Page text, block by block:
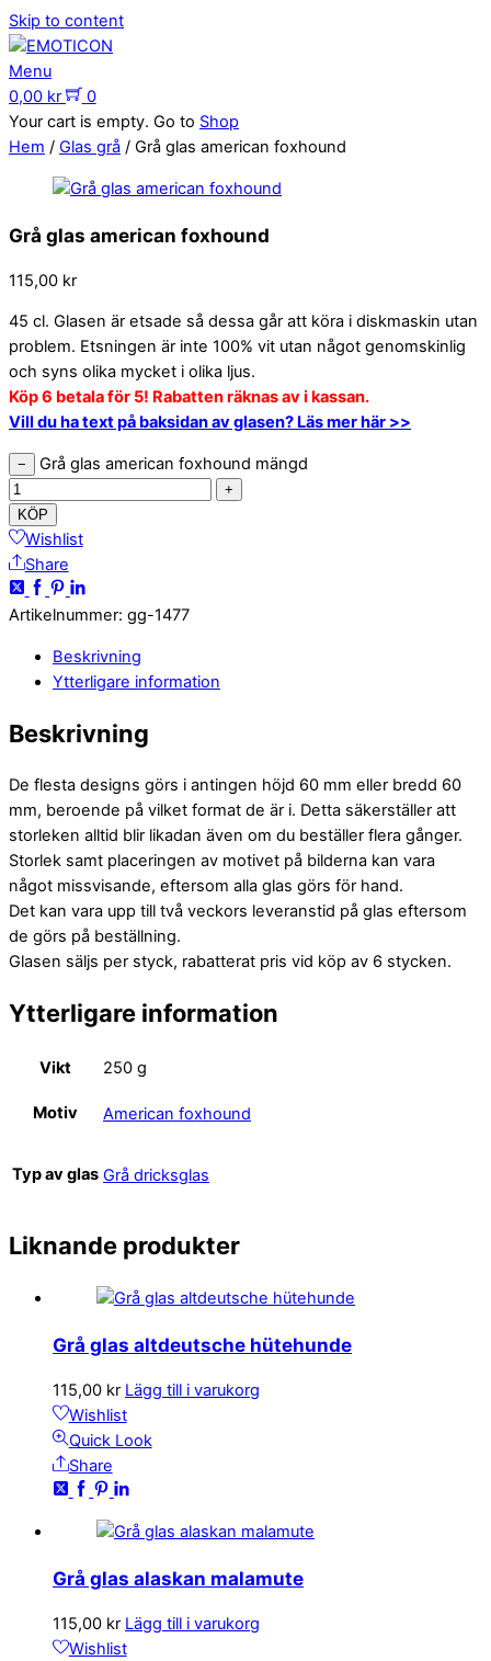
Skip to content
Menu
0,00 kr
0
Your cart is empty. Go to Shop
Hem / Glas grå / Grå glas american foxhound
Grå glas american foxhound
115,00 kr
45 cl. Glasen är etsade så dessa går att köra i diskmaskin utan
problem. Etsningen är inte 100% vit utan något genomskinlig
och syns olika mycket i olika ljus.
Köp 6 betala för 5! Rabatten räknas av i kassan.
Vill du ha text på baksidan av glasen? Läs mer här >>
− Grå glas american foxhound mängd
+
KÖP
Wishlist
Share
Artikelnummer: gg-1477
Beskrivning
Ytterligare information
Beskrivning
De flesta designs görs i antingen höjd 60 mm eller bredd 60
mm, beroende på vilket format de är i. Detta säkerställer att
storleken alltid blir likadan även om du beställer flera gånger.
Storlek samt placeringen av motivet på bilderna kan vara
något missvisande, eftersom alla glas görs för hand.
Det kan vara upp till två veckors leveranstid på glas eftersom
de görs på beställning.
Glasen säljs per styck, rabatterat pris vid köp av 6 stycken.
Ytterligare information
Vikt 250 g
Motiv American foxhound
Typ av glas Grå dricksglas
Liknande produkter
Grå glas altdeutsche hütehunde
115,00 kr Lägg till i varukorg
Wishlist
Quick Look
Share
Grå glas alaskan malamute
115,00 kr Lägg till i varukorg
Wishlist